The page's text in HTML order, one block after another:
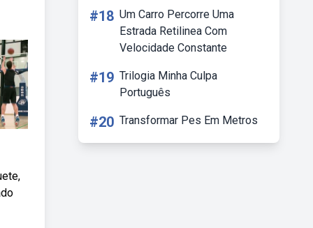
#18 Um Carro Percorre Uma
Estrada Retilinea Com
Velocidade Constante
#19 Trilogia Minha Culpa
Português
#20 Transformar Pes Em Metros